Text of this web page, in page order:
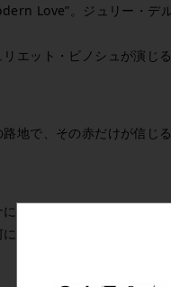
Love”。ジュリー・デ
リエット・ビノシュが演じ
地で、その赤だけが信じ
心を奪われるアレックス
も関心がないように見えた